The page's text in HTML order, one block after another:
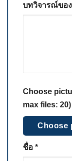
บทวิจารณ์ขอ
Choose
max files: 20)
Choose
ชื่อ *